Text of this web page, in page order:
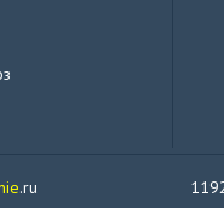
.ru